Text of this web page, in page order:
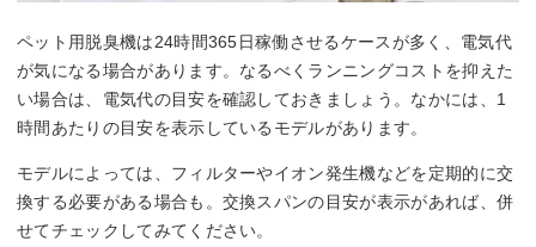
ペット用脱臭機は24時間365日稼働させるケースが多く、電気代
が気になる場合があります。なるべくランニングコストを抑えた
い場合は、電気代の目安を確認しておきましょう。なかには、1
時間あたりの目安を表示しているモデルがあります。
モデルによっては、フィルターやイオン発生機などを定期的に交
換する必要がある場合も。交換スパンの目安が表示があれば、併
せてチェックしてみてください。